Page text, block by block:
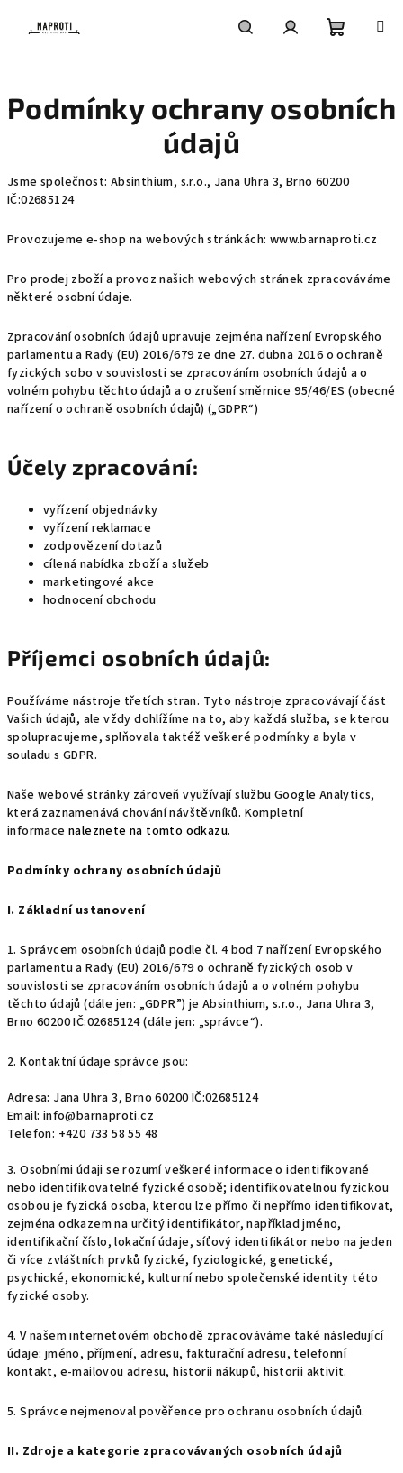
košík
Podmínky ochrany osobních
údajů
Jsme společnost: Absinthium, s.r.o., Jana Uhra 3, Brno 60200
IČ:02685124
Provozujeme e-shop na webových stránkách: www.barnaproti.cz
Pro prodej zboží a provoz našich webových stránek zpracováváme
některé osobní údaje.
Zpracování osobních údajů upravuje zejména nařízení Evropského
parlamentu a Rady (EU) 2016/679 ze dne 27. dubna 2016 o ochraně
fyzických sobo v souvislosti se zpracováním osobních údajů a o
volném pohybu těchto údajů a o zrušení směrnice 95/46/ES (obecné
nařízení o ochraně osobních údajů) („GDPR“)
Účely zpracování:
vyřízení objednávky
vyřízení reklamace
zodpovězení dotazů
cílená nabídka zboží a služeb
marketingové akce
hodnocení obchodu
Příjemci osobních údajů:
Používáme nástroje třetích stran. Tyto nástroje zpracovávají část
Vašich údajů, ale vždy dohlížíme na to, aby každá služba, se kterou
spolupracujeme, splňovala taktéž veškeré podmínky a byla v
souladu s GDPR.
Naše webové stránky zároveň využívají službu Google Analytics,
která zaznamenává chování návštěvníků. Kompletní
informacenaleznetena tomto odkazu.
Podmínky ochrany osobních údajů
I. Základní ustanovení
1. Správcem osobních údajů podle čl. 4 bod 7 nařízení Evropského
parlamentu a Rady (EU) 2016/679 o ochraně fyzických osob v
souvislosti se zpracováním osobních údajů a o volném pohybu
těchto údajů (dále jen: „GDPR”) je Absinthium, s.r.o., Jana Uhra 3,
Brno 60200 IČ:02685124 (dále jen: „správce“).
2. Kontaktní údaje správce jsou:
Adresa: Jana Uhra 3, Brno 60200 IČ:02685124
Email: info@barnaproti.cz
Telefon: +420 733 58 55 48
3. Osobními údaji se rozumí veškeré informace o identifikované
nebo identifikovatelné fyzické osobě; identifikovatelnou fyzickou
osobou je fyzická osoba, kterou lze přímo či nepřímo identifikovat,
zejména odkazem na určitý identifikátor, například jméno,
identifikační číslo, lokační údaje, síťový identifikátor nebo na jeden
či více zvláštních prvků fyzické, fyziologické, genetické,
psychické, ekonomické, kulturní nebo společenské identity této
fyzické osoby.
4. V našem internetovém obchodě zpracováváme také následující
údaje: jméno, příjmení, adresu, fakturační adresu, telefonní
kontakt, e-mailovou adresu, historii nákupů, historii aktivit.
5. Správce nejmenoval pověřence pro ochranu osobních údajů.
II. Zdroje a kategorie zpracovávaných osobních údajů